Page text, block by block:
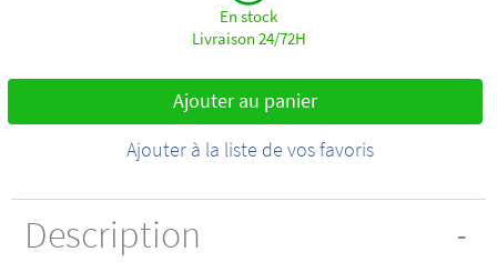
En stock
Livraison 24/72H
Ajouter au panier
Ajouter à la liste de vos favoris
Description